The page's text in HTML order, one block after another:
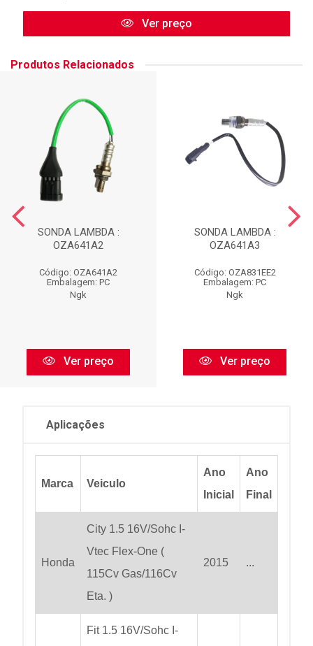
Ver preço
Produtos Relacionados
SONDA LAMBDA :
OZA641A2
Código: OZA641A2
Embalagem: PC
Ngk
Ver preço
SONDA LAMBDA :
OZA641A3
Código: OZA831EE2
Embalagem: PC
Ngk
Ver preço
Aplicações
Marca Veiculo
Ano
Inicial
Ano
Final
Honda
City 1.5 16V/Sohc I-
Vtec Flex-One (
115Cv Gas/116Cv
Eta. )
2015 ...
Fit 1.5 16V/Sohc I-